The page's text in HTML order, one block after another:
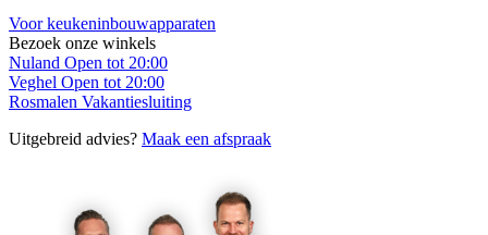
Voor keukeninbouwapparaten
Bezoek onze winkels
Nuland Open tot 20:00
Veghel Open tot 20:00
Rosmalen Vakantiesluiting
Uitgebreid advies? Maak een afspraak